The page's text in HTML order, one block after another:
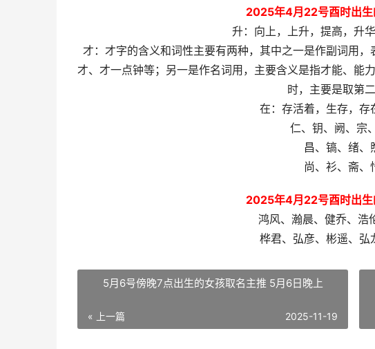
2025年4月22号酉时出生
升：向上，上升，提高，升
才：才字的含义和词性主要有两种，其中之一是作副词用
才、才一点钟等；另一是作名词用，主要含义是指才能、能
时，主要是取第二
在：存活着，生存，存
仁、钥、阙、
昌、镐、绪、
尚、衫、斋、
2025年4月22号酉时出生
鸿风、瀚晨、健乔、浩
桦君、弘彦、彬遥、弘
5月6号傍晚7点出生的女孩取名主推 5月6日晚上
« 上一篇 2025-11-19